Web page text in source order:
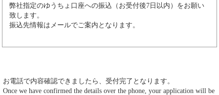
弊社指定のゆうちょ口座への振込（お受付後7日以内）をお願い
致します。
振込先情報はメールでご案内となります。
お電話で内容確認できましたら、受付完了となります。
Once we have confirmed the details over the phone, your application will be